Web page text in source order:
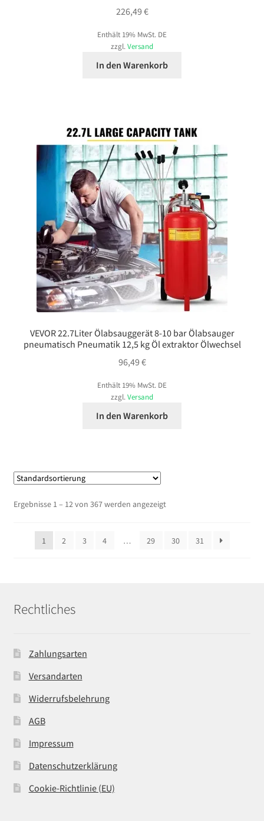
226,49 €
Enthält 19% MwSt. DE
zzgl.Versand
In den Warenkorb
VEVOR 22.7Liter Ölabsauggerät 8-10 bar Ölabsauger
pneumatisch Pneumatik 12,5 kg Öl extraktor Ölwechsel
96,49 €
Enthält 19% MwSt. DE
zzgl.Versand
In den Warenkorb
Ergebnisse 1 – 12 von 367 werden angezeigt
1 2 3 4 … 29 30 31
Rechtliches
Zahlungsarten
Versandarten
Widerrufsbelehrung
AGB
Impressum
Datenschutzerklärung
Cookie-Richtlinie (EU)